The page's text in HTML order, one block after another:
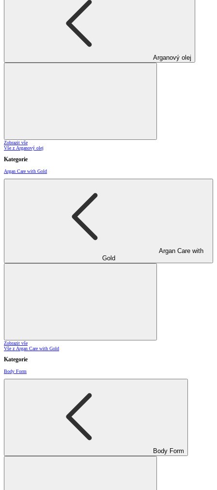
Arganový olej
Zobrazit vše
Vše z Arganový olej
Kategorie
Argan Care with Gold
Argan Care with
Gold
Zobrazit vše
Vše z Argan Care with Gold
Kategorie
Body Form
Body Form